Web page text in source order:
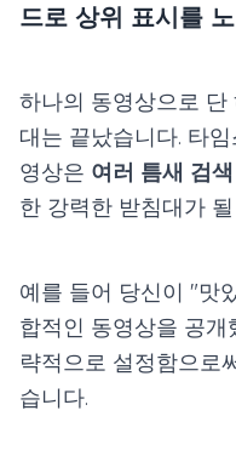
드로 상위 표시를
하나의 동영상으로
대는 끝났습니다. 타
영상은 여러 틈새 검
한 강력한 받침대가
예를 들어 당신이 "맛
합적인 동영상을 공개
략적으로 설정함으로
습니다.